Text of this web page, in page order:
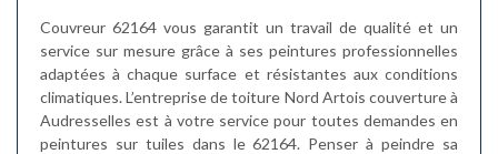
Couvreur 62164 vous garantit un travail de qualité et un
service sur mesure grâce à ses peintures professionnelles
adaptées à chaque surface et résistantes aux conditions
climatiques. L’entreprise de toiture Nord Artois couverture à
Audresselles est à votre service pour toutes demandes en
peintures sur tuiles dans le 62164. Penser à peindre sa